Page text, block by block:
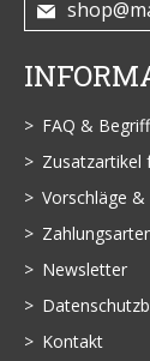
FAQ &
Zusatzartikel
Vorschläge
Newsletter
Kontakt